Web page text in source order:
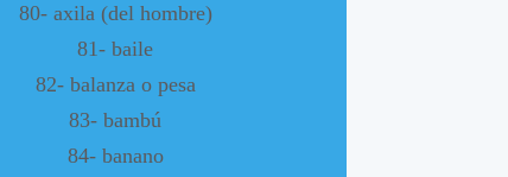
80- axila (del hombre)
81- baile
82- balanza o pesa
83- bambú
84- banano